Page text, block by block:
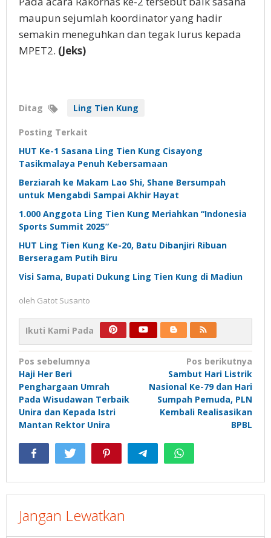
maupun sejumlah koordinator yang hadir
semakin meneguhkan dan tegak lurus kepada
MPET2. (Jeks)
Ditag Ling Tien Kung
Posting Terkait
HUT Ke-1 Sasana Ling Tien Kung Cisayong
Tasikmalaya Penuh Kebersamaan
Berziarah ke Makam Lao Shi, Shane Bersumpah
untuk Mengabdi Sampai Akhir Hayat
1.000 Anggota Ling Tien Kung Meriahkan “Indonesia
Sports Summit 2025”
HUT Ling Tien Kung Ke-20, Batu Dibanjiri Ribuan
Berseragam Putih Biru
Visi Sama, Bupati Dukung Ling Tien Kung di Madiun
oleh Gatot Susanto
Ikuti Kami Pada
Navigasi
pos
Pos sebelumnya
Haji Her Beri
Penghargaan Umrah
Pada Wisudawan Terbaik
Unira dan Kepada Istri
Mantan Rektor Unira
Pos berikutnya
Sambut Hari Listrik
Nasional Ke-79 dan Hari
Sumpah Pemuda, PLN
Kembali Realisasikan
BPBL
Jangan Lewatkan